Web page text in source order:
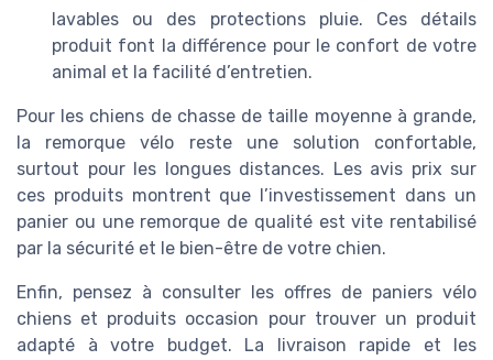
lavables ou des protections pluie. Ces détails
produit font la différence pour le confort de votre
animal et la facilité d’entretien.
Pour les chiens de chasse de taille moyenne à grande,
la remorque vélo reste une solution confortable,
surtout pour les longues distances. Les avis prix sur
ces produits montrent que l’investissement dans un
panier ou une remorque de qualité est vite rentabilisé
par la sécurité et le bien-être de votre chien.
Enfin, pensez à consulter les offres de paniers vélo
chiens et produits occasion pour trouver un produit
adapté à votre budget. La livraison rapide et les